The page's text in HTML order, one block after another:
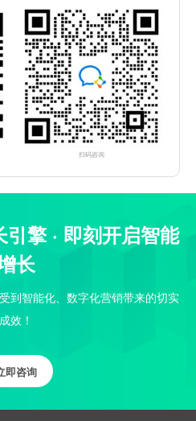
扫码咨询
擎 · 即刻开启智能
长
到智能化、数字化营销带来的切实
成效！
即咨询